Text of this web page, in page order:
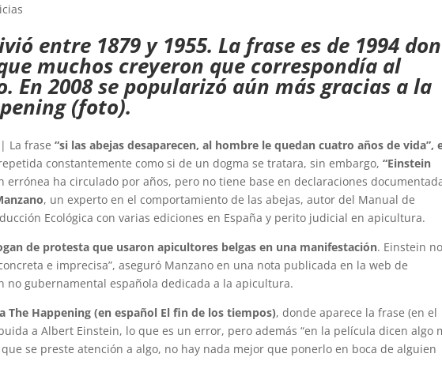
entre 1879 y 1955. La frase es de 1994
muchos creyeron que correspondía al
En 2008 se popularizó aún más gracias a la
(foto).
| La frase“si las abejas desaparecen, al hombre le quedan cuatro años de vida”,
constantemente como si de un dogma se tratara, sin embargo,“Einstein
errónea ha circulado por años, pero no tiene base en declaraciones
, un experto en el comportamiento de las abejas, autor del Manual de
Ecológica con varias ediciones en España y perito judicial en apicultura.
de protesta que usaron apicultores belgas en una manifestación. Einstein no
e imprecisa”, aseguró Manzano en una nota publicada en la web de
no gubernamental española dedicada a la apicultura.
The Happening (en español El fin de los tiempos), donde aparece la frase (en el
a Albert Einstein, lo que es un error, pero además “en la película dicen algo
se preste atención a algo, no hay nada mejor que ponerlo en boca de alguien